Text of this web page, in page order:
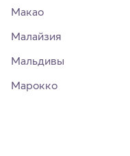
Макао
Малайзия
Мальдивы
Марокко